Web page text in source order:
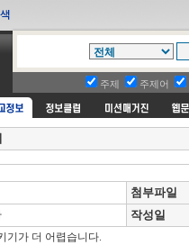
주제 주제어
첨부파일
작성일
기가 더 어렵습니다.